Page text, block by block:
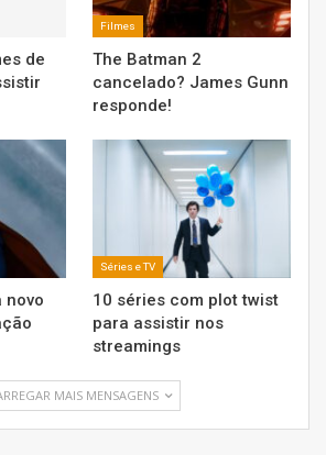
de
Filmes
The Batman 2
cancelado? James Gunn
responde!
novo
Séries e TV
10 séries com plot twist
para assistir nos
streamings
MAIS MENSAGENS